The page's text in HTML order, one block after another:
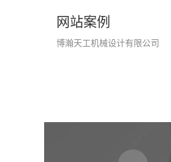
网站案例
博瀚天工机械设计有限公司